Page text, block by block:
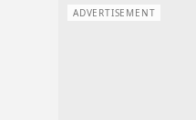
ADVERTISEMENT